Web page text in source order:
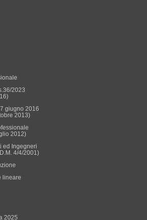
2023
giugno 2016
2013)
2012)
ed Ingegneri
4/4/2001)
lineare
2025